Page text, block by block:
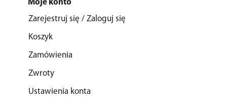
Moje konto
Zarejestruj się / Zaloguj się
Koszyk
Zamówienia
Zwroty
Ustawienia konta